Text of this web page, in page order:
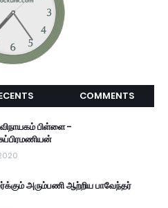
COMMENTS
பிள்ளை -
அரும்பணி ஆற்றிய பாவேந்தர்